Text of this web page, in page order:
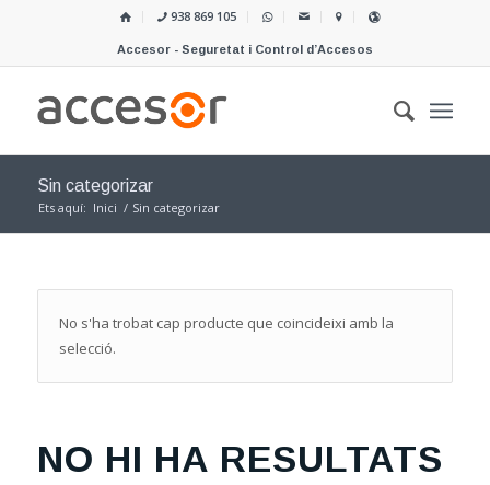
938 869 105
Accesor - Seguretat i Control d’Accesos
Sin categorizar
Ets aquí: Inici / Sin categorizar
No s'ha trobat cap producte que coincideixi amb la
selecció.
NO HI HA RESULTATS